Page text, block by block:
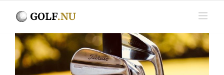
Visa
större
bild